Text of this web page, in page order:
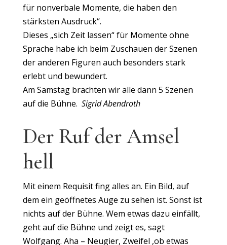
für nonverbale Momente, die haben den
stärksten Ausdruck“.
Dieses „sich Zeit lassen“ für Momente ohne
Sprache habe ich beim Zuschauen der Szenen
der anderen Figuren auch besonders stark
erlebt und bewundert.
Am Samstag brachten wir alle dann 5 Szenen
auf die Bühne. Sigrid Abendroth
Der Ruf der Amsel
hell
Mit einem Requisit fing alles an. Ein Bild, auf
dem ein geöffnetes Auge zu sehen ist. Sonst ist
nichts auf der Bühne. Wem etwas dazu einfällt,
geht auf die Bühne und zeigt es, sagt
Wolfgang. Aha – Neugier, Zweifel ,ob etwas